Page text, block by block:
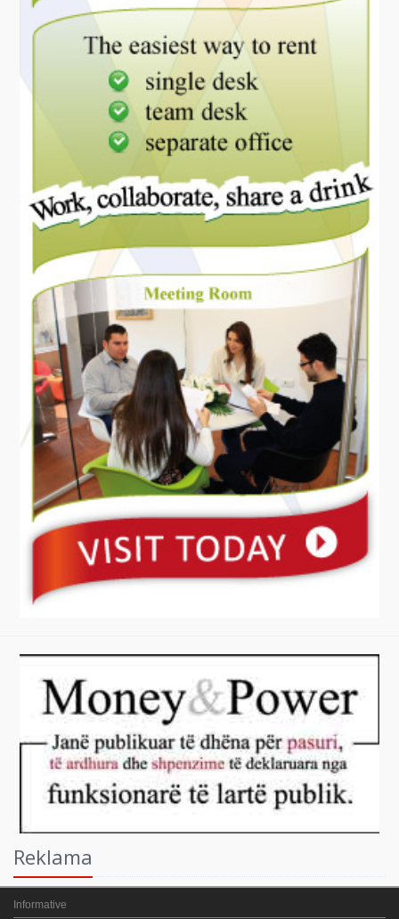
Reklama
Informative